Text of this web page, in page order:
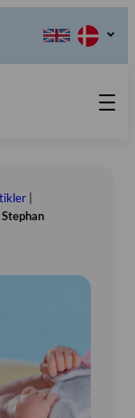
|
Stephan